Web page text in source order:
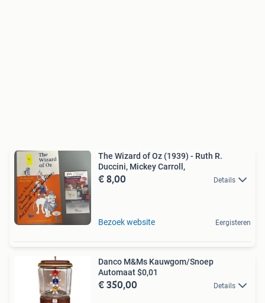
The Wizard of Oz (1939) - Ruth R.
Duccini, Mickey Carroll,
€ 8,00 Details
Bezoek website Eergisteren
Danco M&Ms Kauwgom/Snoep
Automaat $0,01
€ 350,00 Details